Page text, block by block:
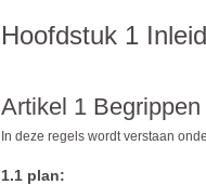
Hoofdstuk 1
Artikel 1 Begrippen
In deze regels wordt verstaan
1.1 plan: